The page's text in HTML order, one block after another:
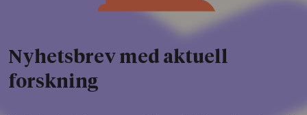
Nyhetsbrev med aktuell
forskning